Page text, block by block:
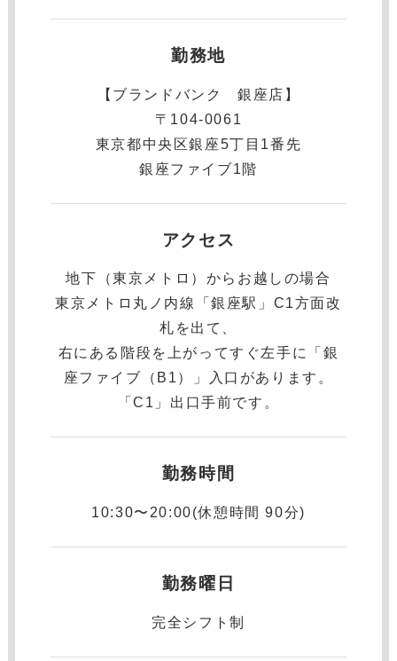
勤務地
【ブランドバンク 銀座店】
〒104-0061
東京都中央区銀座5丁目1番先
銀座ファイブ1階
アクセス
地下（東京メトロ）からお越しの場合
東京メトロ丸ノ内線「銀座駅」C1方面改
札を出て、
右にある階段を上がってすぐ左手に「銀
座ファイブ（B1）」入口があります。
「C1」出口手前です。
勤務時間
10:30〜20:00(休憩時間 90分)
勤務曜日
完全シフト制